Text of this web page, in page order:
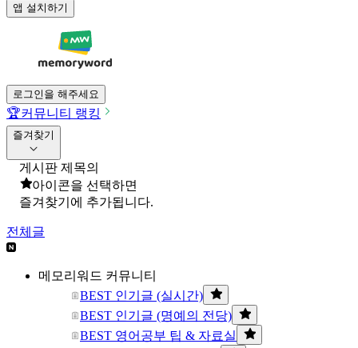
앱 설치하기
로그인을 해주세요
🏆커뮤니티 랭킹
즐겨찾기
게시판 제목의
아이콘을 선택하면
즐겨찾기에 추가됩니다.
전체글
메모리워드 커뮤니티
BEST 인기글 (실시간)
BEST 인기글 (명예의 전당)
BEST 영어공부 팁 & 자료실